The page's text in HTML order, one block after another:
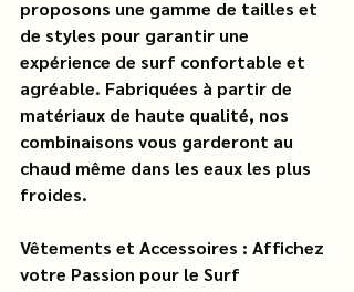
proposons une gamme de tailles et
de styles pour garantir une
expérience de surf confortable et
agréable. Fabriquées à partir de
matériaux de haute qualité, nos
combinaisons vous garderont au
chaud même dans les eaux les plus
froides.
Vêtements et Accessoires : Affichez
votre Passion pour le Surf